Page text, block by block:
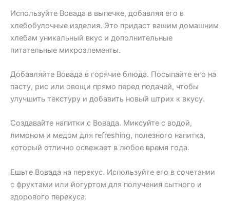
Используйте Вовада в выпечке, добавляя его в
хлебобулочные изделия. Это придаст вашим домашним
хлебам уникальный вкус и дополнительные
питательные микроэлементы.
Добавляйте Вовада в горячие блюда. Посыпайте его на
пасту, рис или овощи прямо перед подачей, чтобы
улучшить текстуру и добавить новый штрих к вкусу.
Создавайте напитки с Вовада. Миксуйте с водой,
лимоном и медом для refreshing, полезного напитка,
который отлично освежает в любое время года.
Ешьте Вовада на перекус. Используйте его в сочетании
с фруктами или йогуртом для получения сытного и
здорового перекуса.